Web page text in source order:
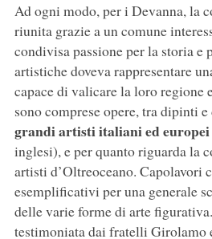
Ad ogni modo, per i Devanna, la
riunita grazie a un comune
condivisa passione per la storia e
artistiche doveva rappresentare
capace di valicare la loro regione
sono comprese opere, tra dipinti
grandi artisti italiani ed europei
inglesi), e per quanto riguarda la
artisti d’Oltreoceano. Capolavori
esemplificativi per una generale
delle varie forme di arte
testimoniata dai fratelli Girolamo